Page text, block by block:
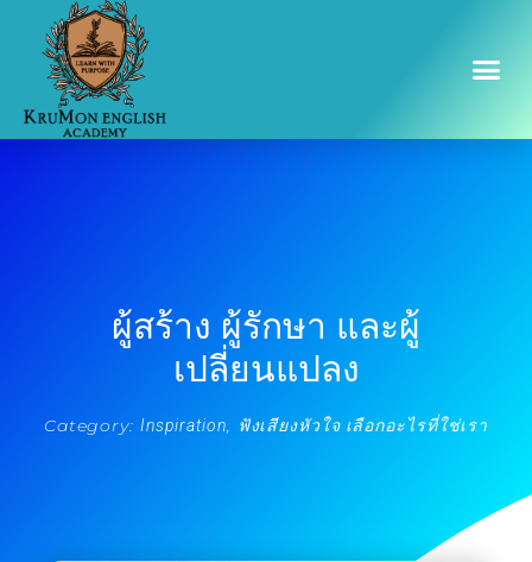
ผู้สร้าง ผู้รักษา และผู้
เปลี่ยนแปลง
Category: Inspiration, ฟังเสียงหัวใจ เลือกอะไรที่ใช่เรา